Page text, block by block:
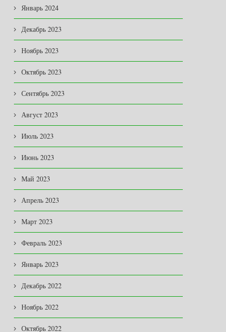
Январь 2024
Декабрь 2023
Ноябрь 2023
Октябрь 2023
Сентябрь 2023
Август 2023
Июль 2023
Июнь 2023
Май 2023
Апрель 2023
Март 2023
Февраль 2023
Январь 2023
Декабрь 2022
Ноябрь 2022
Октябрь 2022